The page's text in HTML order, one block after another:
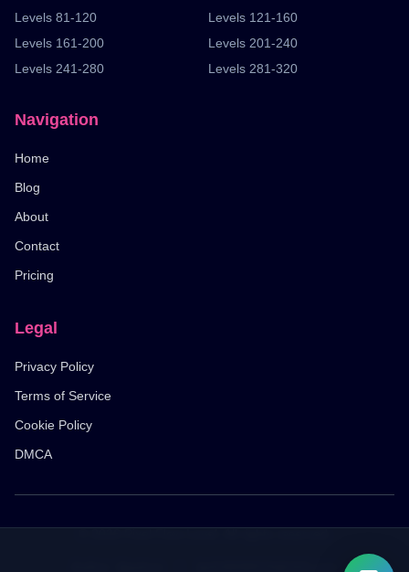
Levels 81-120
Levels 121-160
Levels 161-200
Levels 201-240
Levels 241-280
Levels 281-320
Navigation
Home
Blog
About
Contact
Pricing
Legal
Privacy Policy
Terms of Service
Cookie Policy
DMCA